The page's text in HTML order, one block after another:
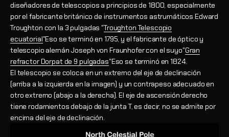
diseñadores de telescopios a principios de 1800, especialmente
por el fabricante británico de instrumentos astrumáticos Edward
Troughton con la 3 pulgadas "Troughton Telescopio
ecuatorial"Eso se terminó en 1795, y el fabricante de óptico y
telescopio alemán Joseph von Fraunhofer con el suyo"Gran
refractor Dorpat de 9 pulgadas"Eso se terminó en 1824.
El telescopio se coloca en un extremo del eje de declinación
(arriba a la izquierda en la imagen) y un contrapeso adecuado en
otro extremo (abajo a la derecha). El eje de ascensión derecho
tiene rodamientos debajo de la junta T, es decir, no se admite por
encima del eje de declinación.